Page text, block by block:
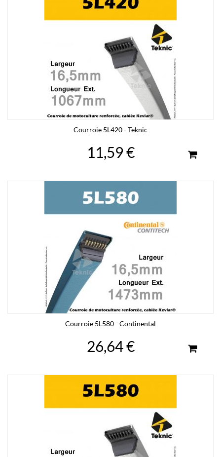
Courroie 5L420 - Teknic
11,59 €
Courroie 5L580 - Continental
26,64 €